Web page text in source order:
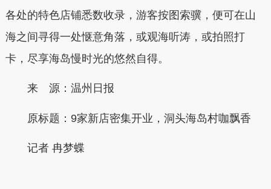
各处的特色店铺悉数收录，游客按图索骥，便可在山
海之间寻得一处惬意角落，或观海听涛，或拍照打
卡，尽享海岛慢时光的悠然自得。
来 源：温州日报
原标题： 9家新店密集开业，洞头海岛村咖飘香
记者 冉梦蝶